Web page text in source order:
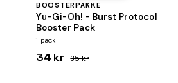
BOOSTERPAKKE
Yu-Gi-Oh! - Burst Protocol
Booster Pack
1 pack
34 kr 35 kr